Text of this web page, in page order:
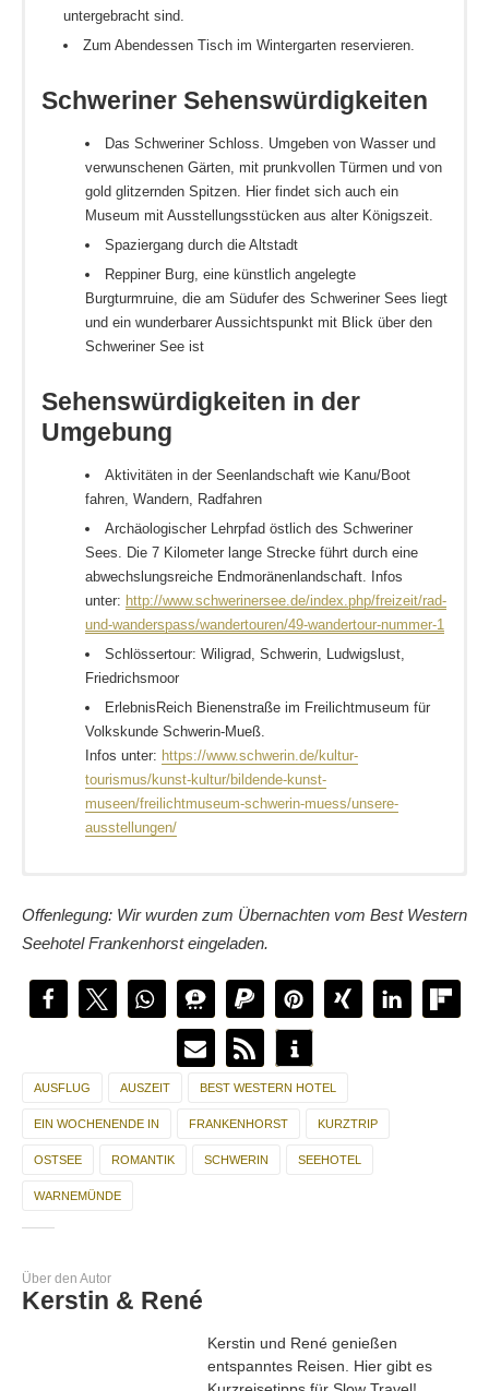
untergebracht sind.
Zum Abendessen Tisch im Wintergarten reservieren.
Schweriner Sehenswürdigkeiten
Das Schweriner Schloss. Umgeben von Wasser und
verwunschenen Gärten, mit prunkvollen Türmen und von
gold glitzernden Spitzen. Hier findet sich auch ein
Museum mit Ausstellungsstücken aus alter Königszeit.
Spaziergang durch die Altstadt
Reppiner Burg, eine künstlich angelegte
Burgturmruine, die am Südufer des Schweriner Sees liegt
und ein wunderbarer Aussichtspunkt mit Blick über den
Schweriner See ist
Sehenswürdigkeiten in der
Umgebung
Aktivitäten in der Seenlandschaft wie Kanu/Boot
fahren, Wandern, Radfahren
Archäologischer Lehrpfad östlich des Schweriner
Sees. Die 7 Kilometer lange Strecke führt durch eine
abwechslungsreiche Endmoränenlandschaft. Infos
unter: http://www.schwerinersee.de/index.php/freizeit/rad-
und-wanderspass/wandertouren/49-wandertour-nummer-1
Schlössertour: Wiligrad, Schwerin, Ludwigslust,
Friedrichsmoor
ErlebnisReich Bienenstraße im Freilichtmuseum für
Volkskunde Schwerin-Mueß.
Infos unter: https://www.schwerin.de/kultur-
tourismus/kunst-kultur/bildende-kunst-
museen/freilichtmuseum-schwerin-muess/unsere-
ausstellungen/
Anreise mit dem Auto
ca. 6 km vom Stadtzentrum in Schwerin entfernt
Anfahrt gut ausgeschildert – ruhig dieser auch vertrauen
Anschrift:
Best Western Seehotel Frankenhorst
D-19055 Schwerin
Insidertipps.
Helga hat sich nur mit demSchweriner Schloss
Offenlegung: Wir wurden zum Übernachten vom Best Western
Seehotel Frankenhorst eingeladen.
AUSFLUG AUSZEIT BEST WESTERN HOTEL
EIN WOCHENENDE IN FRANKENHORST KURZTRIP
OSTSEE ROMANTIK SCHWERIN SEEHOTEL
WARNEMÜNDE
Über den Autor
Kerstin & René
Kerstin und René genießen
entspanntes Reisen. Hier gibt es